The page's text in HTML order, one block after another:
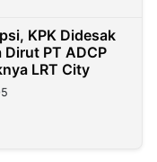
KPK Didesak
Dirut PT ADCP
LRT City